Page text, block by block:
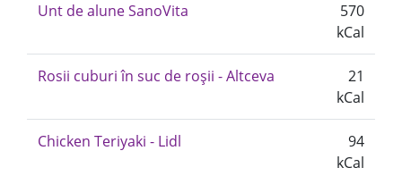
Unt de alune SanoVita
570
kCal
Rosii cuburi în suc de roșii - Altceva
21
kCal
Chicken Teriyaki - Lidl
94
kCal